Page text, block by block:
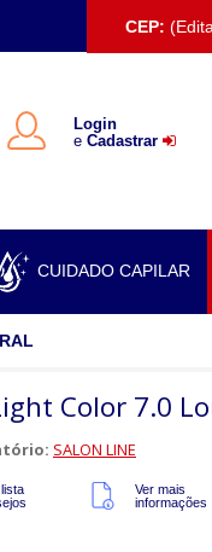
CEP:
Login
e Cadastrar
CUIDADO CAPILAR
Color 7.0
SALON LINE
Ver mais
informações